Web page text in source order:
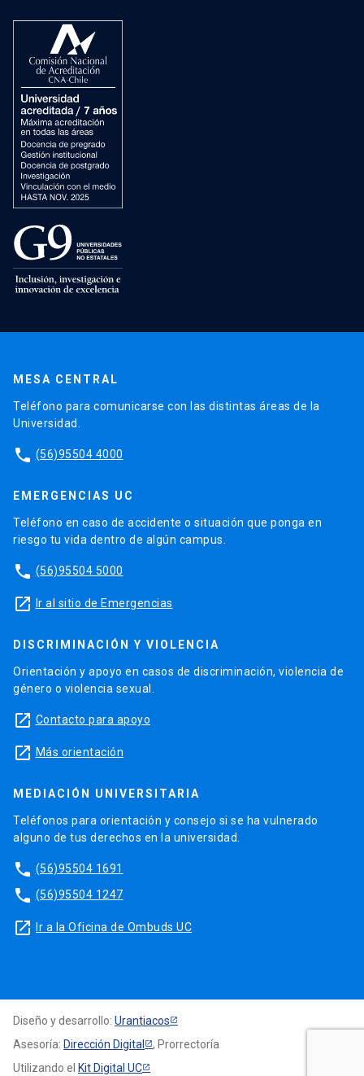
MESA CENTRAL
Teléfono para comunicarse con las distintas áreas de la
Universidad.
phone (56)95504 4000
EMERGENCIAS UC
Teléfono en caso de accidente o situación que ponga en
riesgo tu vida dentro de algún campus.
phone (56)95504 5000
launch Ir al sitio de Emergencias
DISCRIMINACIÓN Y VIOLENCIA
Orientación y apoyo en casos de discriminación, violencia de
género o violencia sexual.
launch Contacto para apoyo
launch Más orientación
MEDIACIÓN UNIVERSITARIA
Teléfonos para orientación y consejo si se ha vulnerado
alguno de tus derechos en la universidad.
phone (56)95504 1691
phone (56)95504 1247
launch Ir a la Oficina de Ombuds UC
Diseño y desarrollo: Urantiacos
Asesoría: Dirección Digital
, Prorrectoría
Utilizando el Kit Digital UC